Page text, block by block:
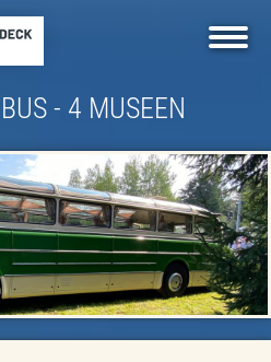
- 4 MUSEEN